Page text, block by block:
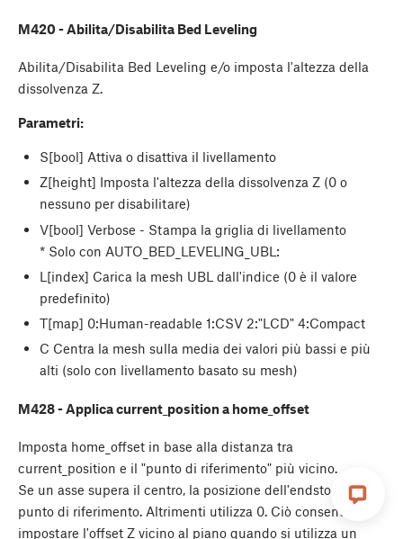
M420 - Abilita/Disabilita Bed Leveling
Abilita/Disabilita Bed Leveling e/o imposta l'altezza della
dissolvenza Z.
Parametri:
S[bool] Attiva o disattiva il livellamento
Z[height] Imposta l'altezza della dissolvenza Z (0 o
nessuno per disabilitare)
V[bool] Verbose - Stampa la griglia di livellamento
* Solo con AUTO_BED_LEVELING_UBL:
L[index] Carica la mesh UBL dall'indice (0 è il valore
predefinito)
T[map] 0:Human-readable 1:CSV 2:"LCD" 4:Compact
C Centra la mesh sulla media dei valori più bassi e più
alti (solo con livellamento basato su mesh)
M428 - Applica current_position a home_offset
Imposta home_offset in base alla distanza tra
current_position e il "punto di riferimento" più vicino.
Se un asse supera il centro, la posizione dell'endstop è il
punto di riferimento. Altrimenti utilizza 0. Ciò consente di
impostare l'offset Z vicino al piano quando si utilizza un